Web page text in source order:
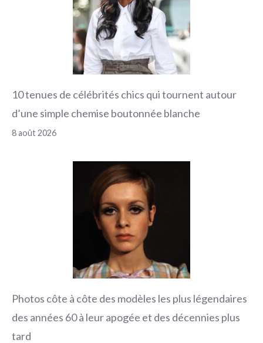
10 tenues de célébrités chics qui tournent autour
d’une simple chemise boutonnée blanche
8 août 2026
Photos côte à côte des modèles les plus légendaires
des années 60 à leur apogée et des décennies plus
tard